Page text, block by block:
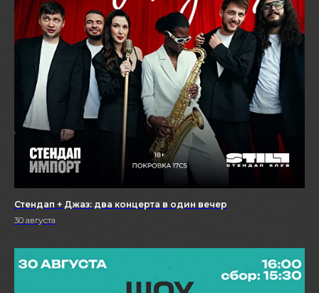
Стендап + Джаз: два концерта в один вечер
30 августа